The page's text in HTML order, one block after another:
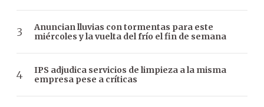
Anuncian lluvias con tormentas para este
miércoles y la vuelta del frío el fin de semana
IPS adjudica servicios de limpieza a la misma
empresa pese a críticas